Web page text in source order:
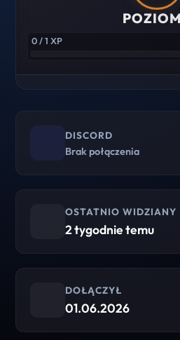
0 / 1 XP
DISCORD
Brak połączenia
OSTATNIO WIDZIANY
2 tygodnie temu
DOŁĄCZYŁ
01.06.2026